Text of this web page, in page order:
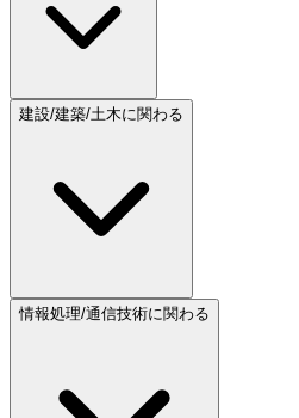
建設/建築/土木に関わる
情報処理/通信技術に関わる